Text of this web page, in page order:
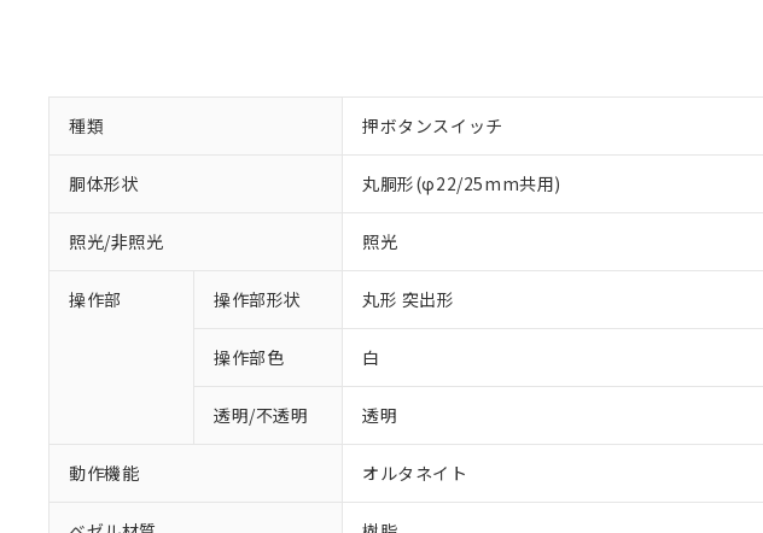
種類 押ボタンスイッチ
胴体形状 丸胴形(φ22/25mm共用)
照光/非照光 照光
操作部 操作部形状 丸形 突出形
操作部色 白
透明/不透明 透明
動作機能 オルタネイト